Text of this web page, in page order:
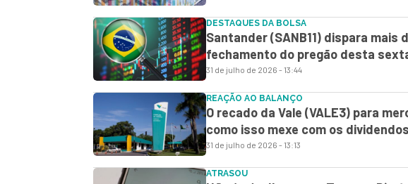
DESTAQUES DA BOLSA
Santander (SANB11) dispara mais
fechamento do pregão desta
31 de julho de 2026 - 13:44
REAÇÃO AO BALANÇO
O recado da Vale (VALE3) para
como isso mexe com os
31 de julho de 2026 - 13:13
ATRASOU